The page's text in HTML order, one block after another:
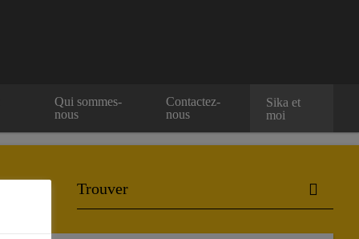
Qui sommes-
nous
Contactez-
nous
Sika et
moi